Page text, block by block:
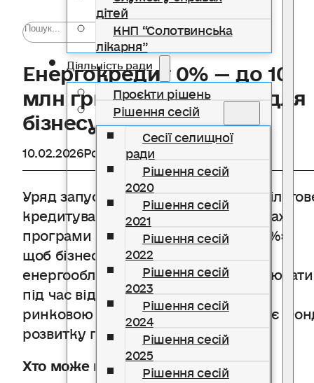
дітей
КНП “Солотвинська
лікарня”
Діяльність ради
Проєкти рішень
Рішення сесій
Сесії селищної
ради
Рішення сесій
2020
Рішення сесій
2021
Рішення сесій
2022
Рішення сесій
2023
Рішення сесій
2024
Рішення сесій
2025
Рішення сесій
Енергокредит 0% — до 10
млн грн на генератори для
бізнесу
10.02.2026РозділНовини
Уряд запустив«Енергокредит» —
кредитування під 0% річних у межах
програми «Доступні кредити 5-7-9%»,
щоб бізнес міг швидко придбати
енергообладнання і стабільно працювати
під час відключень (різницю між
ринковою ставкою та 0% компенсує
розвитку підприємництва)
Хто може податися: